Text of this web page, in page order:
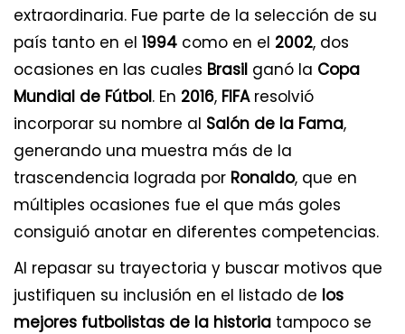
extraordinaria. Fue parte de la selección de su
país tanto en el 1994 como en el 2002, dos
ocasiones en las cuales Brasil ganó la Copa
Mundial de Fútbol. En 2016, FIFAresolvió
incorporar su nombre al Salón de la Fama,
generando una muestra más de la
trascendencia lograda por Ronaldo, que en
múltiples ocasiones fue el que más goles
consiguió anotar en diferentes competencias.
Al repasar su trayectoria y buscar motivos que
justifiquen su inclusión en el listado de los
mejores futbolistas de la historia tampoco se